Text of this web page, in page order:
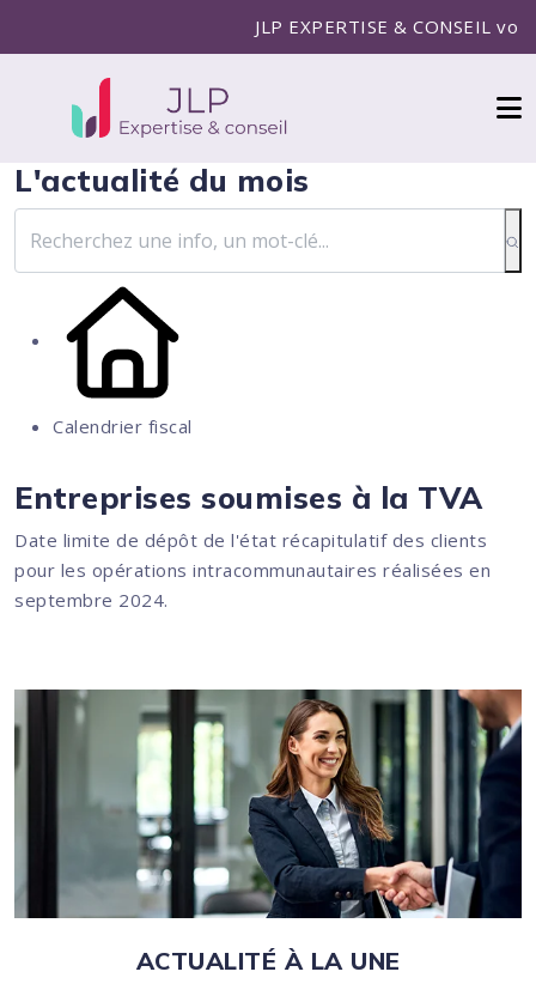
JLP EXPERTISE & CONSEIL
L'actualité du mois
Calendrier fiscal
Entreprises soumises à la TVA
Date limite de dépôt de l'état récapitulatif des clients
pour les opérations intracommunautaires réalisées en
septembre 2024.
ACTUALITÉ À LA UNE